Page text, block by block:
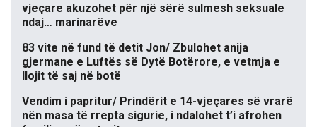
vjeçare akuzohet për një sërë sulmesh seksuale
ndaj… marinarëve
83 vite në fund të detit Jon/ Zbulohet anija
gjermane e Luftës së Dytë Botërore, e vetmja e
llojit të saj në botë
Vendim i papritur/ Prindërit e 14-vjeçares së vrarë
nën masa të rrepta sigurie, i ndalohet t’i afrohen